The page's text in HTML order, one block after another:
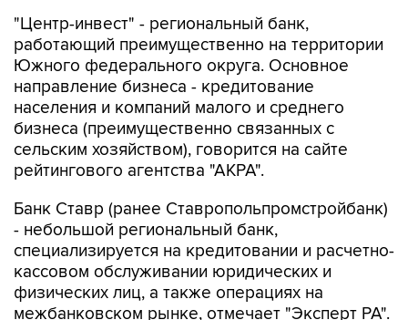
"Центр-инвест" - региональный банк,
работающий преимущественно на территории
Южного федерального округа. Основное
направление бизнеса - кредитование
населения и компаний малого и среднего
бизнеса (преимущественно связанных с
сельским хозяйством), говорится на сайте
рейтингового агентства "АКРА".
Банк Ставр (ранее Ставропольпромстройбанк)
- небольшой региональный банк,
специализируется на кредитовании и расчетно-
кассовом обслуживании юридических и
физических лиц, а также операциях на
межбанковском рынке, отмечает "Эксперт РА".